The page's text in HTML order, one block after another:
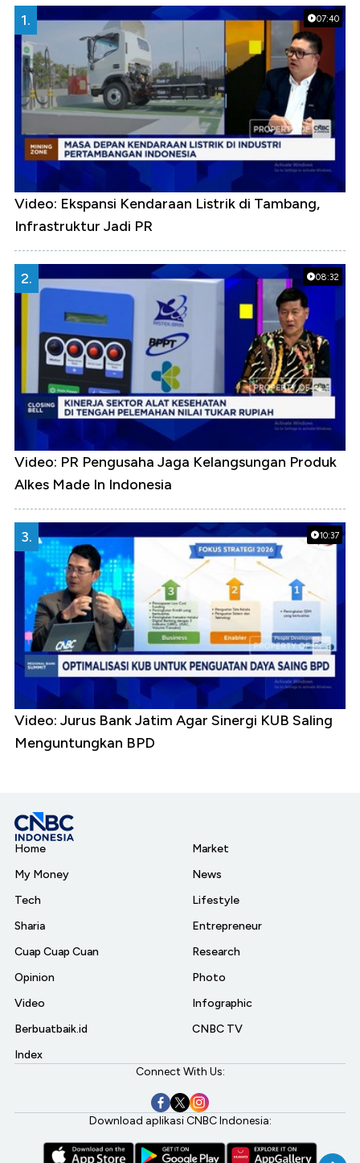
07:40
1.
Video: Ekspansi Kendaraan Listrik di Tambang,
Infrastruktur Jadi PR
08:32
2.
Video: PR Pengusaha Jaga Kelangsungan Produk
Alkes Made In Indonesia
10:37
3.
Video: Jurus Bank Jatim Agar Sinergi KUB Saling
Menguntungkan BPD
Home
My Money
Tech
Sharia
Cuap Cuap Cuan
Opinion
Video
Berbuatbaik.id
Index
Market
News
Lifestyle
Entrepreneur
Research
Photo
Infographic
CNBC TV
Connect With Us:
Download aplikasi CNBC Indonesia: